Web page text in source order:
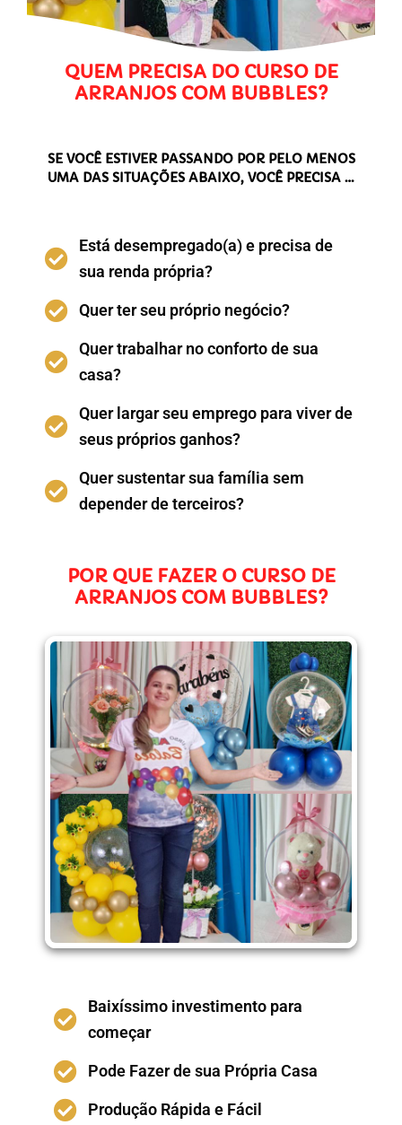
QUEM PRECISA DO CURSO DE
ARRANJOS COM BUBBLES?
SE VOCÊ ESTIVER PASSANDO POR PELO MENOS
UMA DAS SITUAÇÕES ABAIXO, VOCÊ PRECISA …
Está desempregado(a) e precisa de
sua renda própria?
Quer ter seu próprio negócio?
Quer trabalhar no conforto de sua
casa?
Quer largar seu emprego para viver de
seus próprios ganhos?
Quer sustentar sua família sem
depender de terceiros?
POR QUE FAZER O CURSO DE
ARRANJOS COM BUBBLES?
Baixíssimo investimento para
começar
Pode Fazer de sua Própria Casa
Produção Rápida e Fácil